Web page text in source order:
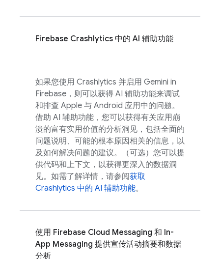
Firebase Crashlytics 中的 AI 辅助功能
如果您使用 Crashlytics 并启用 Gemini in
Firebase ，则可以获得 AI 辅助功能来调试
和排查 Apple 与 Android 应用中的问题。
借助 AI 辅助功能，您可以获得有关应用崩
溃的富有实用价值的分析洞见，包括全面的
问题说明、可能的根本原因相关的信息，以
及如何解决问题的建议。（可选）您可以提
供代码和上下文，以获得更深入的数据洞
见。如需了解详情，请参阅获取
Crashlytics 中的 AI 辅助功能。
使用 Firebase Cloud Messaging 和 In-
App Messaging 提供宣传活动摘要和数据
分析